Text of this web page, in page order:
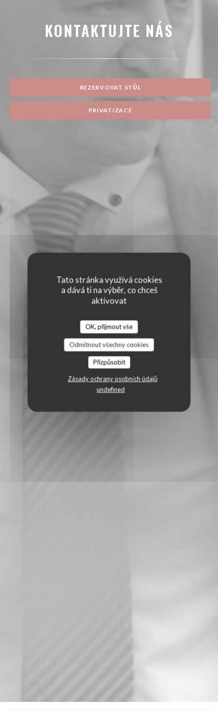
Tato stránka využívá cookies
a dává ti na výběr, co chceš
aktivovat
OK, přijmout vše
Odmítnout všechny cookies
Přizpůsobit
Zásady ochrany osobních údajů
undefined
KONTAKTUJTE NÁS
REZERVOVAT STŮL
PRIVATIZACE